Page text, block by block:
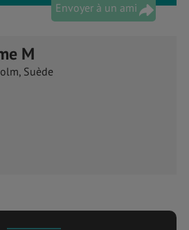
Envoyer à un ami
M
Suède